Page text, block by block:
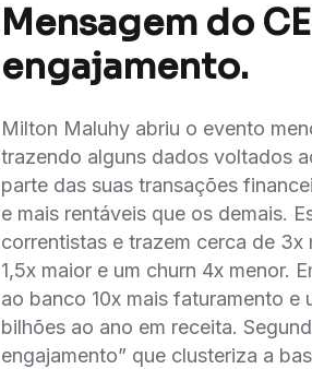
Mensagem do
engajamento.
Milton Maluhy abriu o evento
trazendo alguns dados voltados
parte das suas transações
e mais rentáveis que os demais.
correntistas e trazem cerca de
1,5x maior e um churn 4x menor.
ao banco 10x mais faturamento e
bilhões ao ano em receita.
engajamento” que clusteriza a